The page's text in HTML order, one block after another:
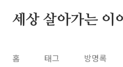
세상 살아가는 이
홈 태그 방명록